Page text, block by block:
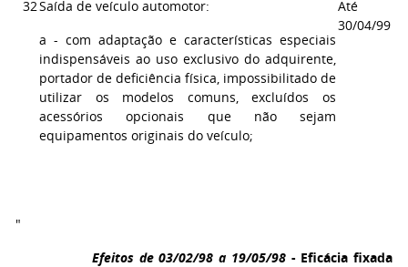
32Saída de veículo automotor:
a - com adaptação e características especiais
indispensáveis ao uso exclusivo do adquirente,
portador de deficiência física, impossibilitado de
utilizar os modelos comuns, excluídos os
acessórios opcionais que não sejam
equipamentos originais do veículo;
Até
30/04/99
"
Efeitos de 03/02/98 a 19/05/98- Eficácia fixada